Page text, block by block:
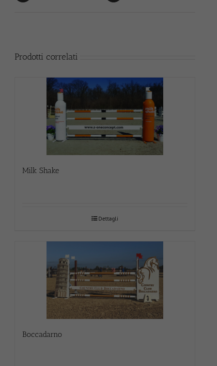
Prodotti correlati
Milk Shake
Dettagli
Boccadarno